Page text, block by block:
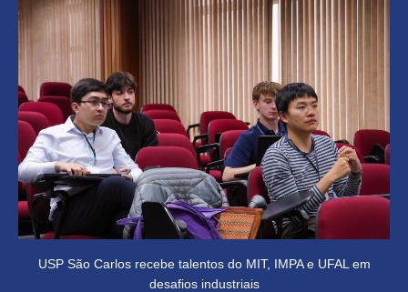
USP São Carlos recebe talentos do MIT, IMPA e UFAL em
desafios industriais